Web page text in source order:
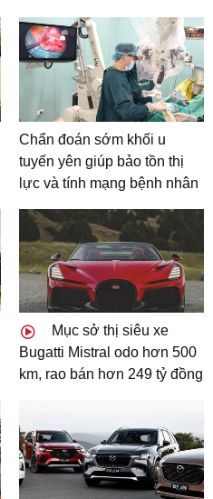
Chẩn đoán sớm khối u
tuyến yên giúp bảo tồn thị
lực và tính mạng bệnh nhân
Mục sở thị siêu xe
Bugatti Mistral odo hơn 500
km, rao bán hơn 249 tỷ đồng